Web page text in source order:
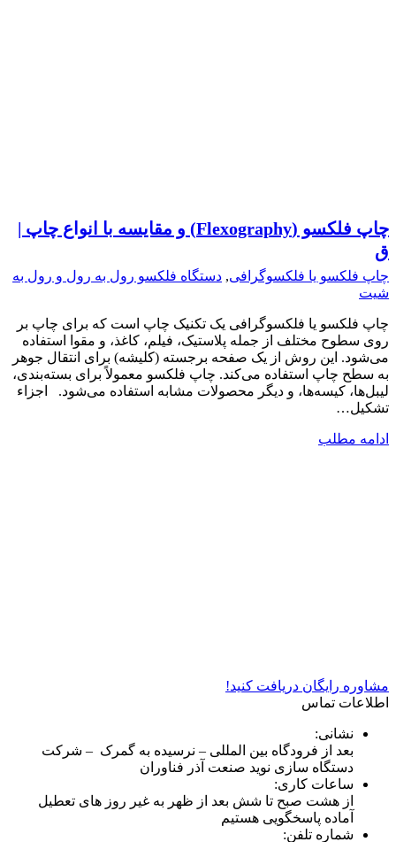
چاپ فلکسو (Flexography) و مقایسه با انواع چاپ |
ق
چاپ فلکسو یا فلکسوگرافی, دستگاه فلکسو رول به رول و رول به
شیت
چاپ فلکسو یا فلکسوگرافی یک تکنیک چاپ است که برای چاپ بر
روی سطوح مختلف از جمله پلاستیک، فیلم، کاغذ، و مقوا استفاده
می‌شود. این روش از یک صفحه برجسته (کلیشه) برای انتقال جوهر
به سطح چاپ استفاده می‌کند. چاپ فلکسو معمولاً برای بسته‌بندی،
لیبل‌ها، کیسه‌ها، و دیگر محصولات مشابه استفاده می‌شود. اجزاء
تشکیل…
ادامه مطلب
مشاوره رایگان دریافت کنید!
اطلاعات تماس
نشانی:
بعد از فرودگاه بین المللی – نرسیده به گمرک – شرکت
دستگاه سازی نوید صنعت آذر فناوران
ساعات کاری:
از هشت صبح تا شش بعد از ظهر به غیر روز های تعطیل
آماده پاسخگویی هستیم
شماره تلفن: